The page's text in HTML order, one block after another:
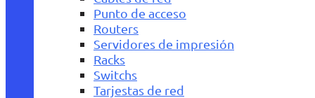
Punto de acceso
Routers
Servidores de impresión
Racks
Switchs
Tarjestas de red